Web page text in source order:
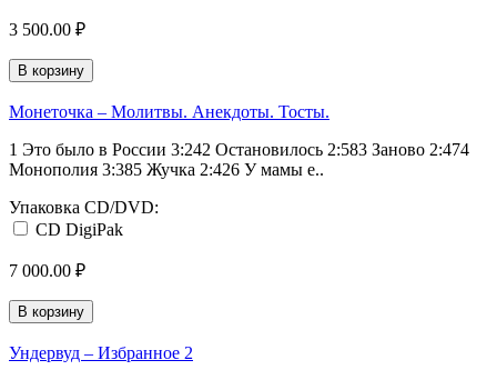
3 500.00 ₽
В корзину
Монеточка – Молитвы. Анекдоты. Тосты.
1 Это было в России 3:242 Остановилось 2:583 Заново 2:474
Монополия 3:385 Жучка 2:426 У мамы е..
Упаковка CD/DVD:
CD DigiPak
7 000.00 ₽
В корзину
Ундервуд – Избранное 2